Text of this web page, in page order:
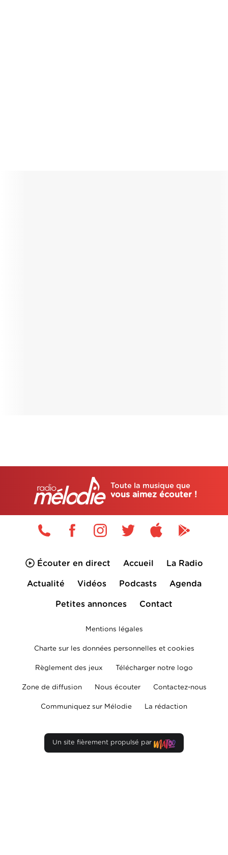
Toute la musique que
vous aimez écouter !
Écouter en direct Accueil La Radio
Actualité Vidéos Podcasts Agenda
Petites annonces Contact
Mentions légales
Charte sur les données personnelles et cookies
Règlement des jeux Télécharger notre logo
Zone de diffusion Nous écouter Contactez-nous
Communiquez sur Mélodie La rédaction
Un site fièrement propulsé par